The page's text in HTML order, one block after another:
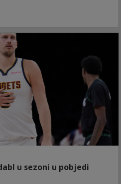
u sezoni u pobjedi